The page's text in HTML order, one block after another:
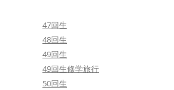
47回生
48回生
49回生
49回生修学旅行
50回生